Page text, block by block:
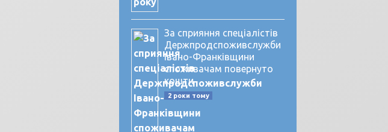
За сприяння спеціалістів
Держпродспоживслужби
Івано-Франківщини
споживачам повернуто
кошти
2 роки тому